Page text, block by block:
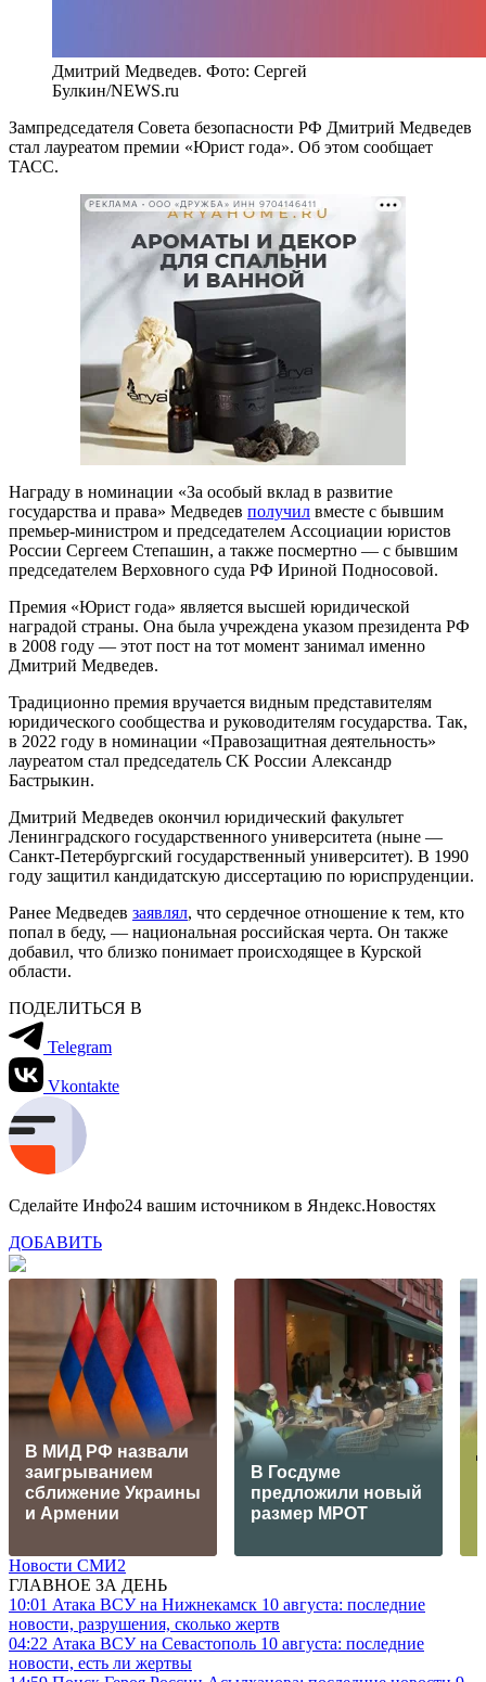
Дмитрий Медведев. Фото: Сергей
Булкин/NEWS.ru
Зампредседателя Совета безопасности РФ Дмитрий Медведев
стал лауреатом премии «Юрист года». Об этом сообщает
ТАСС.
РЕКЛАМА • ООО «ДРУЖБА» ИНН 9704146411
Награду в номинации «За особый вклад в развитие
государства и права» Медведев получил вместе с бывшим
премьер-министром и председателем Ассоциации юристов
России Сергеем Степашин, а также посмертно — с бывшим
председателем Верховного суда РФ Ириной Подносовой.
Премия «Юрист года» является высшей юридической
наградой страны. Она была учреждена указом президента РФ
в 2008 году — этот пост на тот момент занимал именно
Дмитрий Медведев.
Традиционно премия вручается видным представителям
юридического сообщества и руководителям государства. Так,
в 2022 году в номинации «Правозащитная деятельность»
лауреатом стал председатель СК России Александр
Бастрыкин.
Дмитрий Медведев окончил юридический факультет
Ленинградского государственного университета (ныне —
Санкт-Петербургский государственный университет). В 1990
году защитил кандидатскую диссертацию по юриспруденции.
Ранее Медведев заявлял, что сердечное отношение к тем, кто
попал в беду, — национальная российская черта. Он также
добавил, что близко понимает происходящее в Курской
области.
ПОДЕЛИТЬСЯ В
Telegram
Vkontakte
Сделайте Инфо24 вашим источником в Яндекс.Новостях
ДОБАВИТЬ
В МИД РФ назвали
заигрыванием
сближение Украины
и Армении
В Госдуме
предложили новый
размер МРОТ
Новости СМИ2
ГЛАВНОЕ ЗА ДЕНЬ
10:01 Атака ВСУ на Нижнекамск 10 августа: последние
новости, разрушения, сколько жертв
04:22 Атака ВСУ на Севастополь 10 августа: последние
новости, есть ли жертвы